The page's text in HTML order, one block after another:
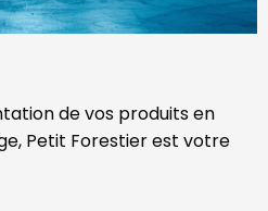
de vos produits en
Petit Forestier est votre